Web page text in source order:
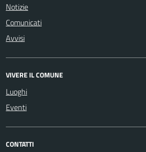
Notizie
Comunicati
Avvisi
VIVERE IL COMUNE
Luoghi
Eventi
CONTATTI